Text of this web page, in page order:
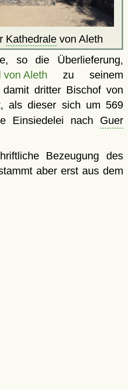
Kathedrale von Aleth
so die Überlieferung,
von Aleth zu seinem
dritter Bischof von
als dieser sich um 569
Einsiedelei nach Guer
Bezeugung des
aber erst aus dem